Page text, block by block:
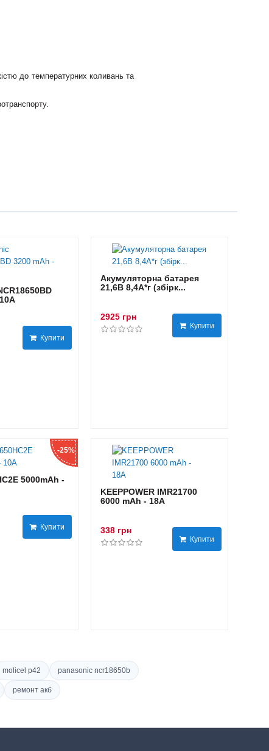
до температурних коливань та
Купити
Акумуляторна батарея
21,6В 8,4A*г (збірк...
2925 грн
Купити
-25%
5000mAh -
Купити
KEEPPOWER IMR21700
6000 mAh - 18А
338 грн
Купити
molicel p42 panasonic ncr18650b
ремонт акб